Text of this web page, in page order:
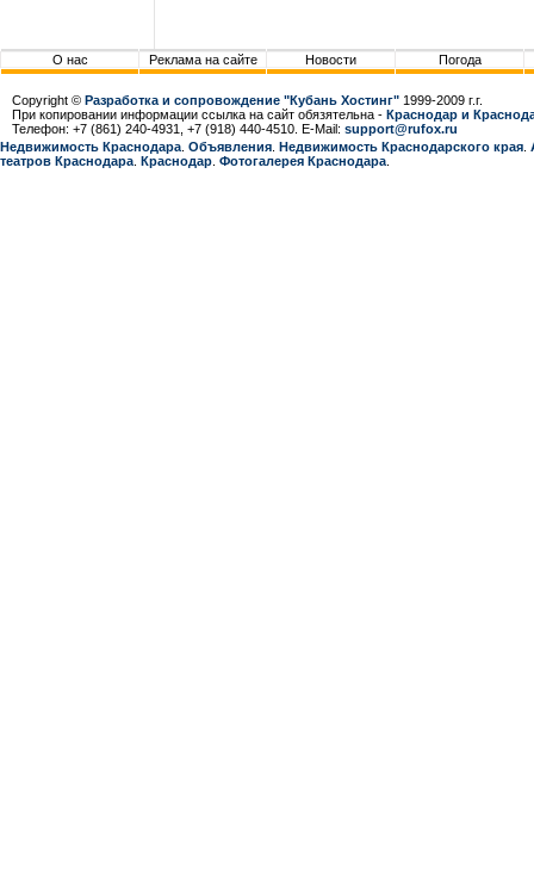
О нас Реклама на сайте Новости Погода
Copyright © Разработка и сопровождение "Кубань Хостинг" 1999-2009 г.г.
При копировании информации ссылка на сайт обязятельна - Краснодар и
Телефон: +7 (861) 240-4931, +7 (918) 440-4510. E-Mail: support@rufox.ru
Недвижимость Краснодара Объявления Недвижимость Краснодарcкого края
театров Краснодара Краснодар Фотогалерея Краснодара